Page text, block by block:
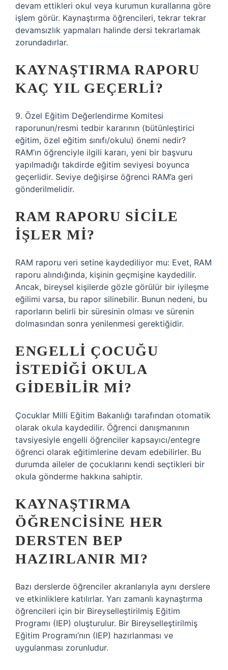
devam ettikleri okul veya kurumun kurallarına göre
işlem görür. Kaynaştırma öğrencileri, tekrar tekrar
devamsızlık yapmaları halinde dersi tekrarlamak
zorundadırlar.
KAYNAŞTIRMA RAPORU
KAÇ YIL GEÇERLI?
9. Özel Eğitim Değerlendirme Komitesi
raporunun/resmi tedbir kararının (bütünleştirici
eğitim, özel eğitim sınıfı/okulu) önemi nedir?
RAM’ın öğrenciyle ilgili kararı, yeni bir başvuru
yapılmadığı takdirde eğitim seviyesi boyunca
geçerlidir. Seviye değişirse öğrenci RAM’a geri
gönderilmelidir.
RAM RAPORU SICILE
IŞLER MI?
RAM raporu veri setine kaydediliyor mu: Evet, RAM
raporu alındığında, kişinin geçmişine kaydedilir.
Ancak, bireysel kişilerde gözle görülür bir iyileşme
eğilimi varsa, bu rapor silinebilir. Bunun nedeni, bu
raporların belirli bir süresinin olması ve sürenin
dolmasından sonra yenilenmesi gerektiğidir.
ENGELLI ÇOCUĞU
ISTEDIĞI OKULA
GIDEBILIR MI?
Çocuklar Milli Eğitim Bakanlığı tarafından otomatik
olarak okula kaydedilir. Öğrenci danışmanının
tavsiyesiyle engelli öğrenciler kapsayıcı/entegre
öğrenci olarak eğitimlerine devam edebilirler. Bu
durumda aileler de çocuklarını kendi seçtikleri bir
okula gönderme hakkına sahiptir.
KAYNAŞTIRMA
ÖĞRENCISINE HER
DERSTEN BEP
HAZIRLANIR MI?
Bazı derslerde öğrenciler akranlarıyla aynı derslere
ve etkinliklere katılırlar. Yarı zamanlı kaynaştırma
öğrencileri için bir Bireyselleştirilmiş Eğitim
Programı (IEP) oluşturulur. Bir Bireyselleştirilmiş
Eğitim Programı’nın (IEP) hazırlanması ve
uygulanması zorunludur.